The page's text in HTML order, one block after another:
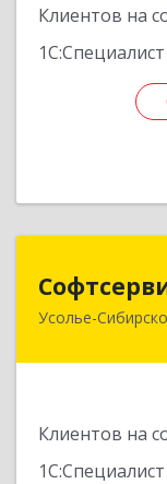
Клиентов на
1С:Специалист
Усолье-
Клиентов на
1С:Специалист
665451,